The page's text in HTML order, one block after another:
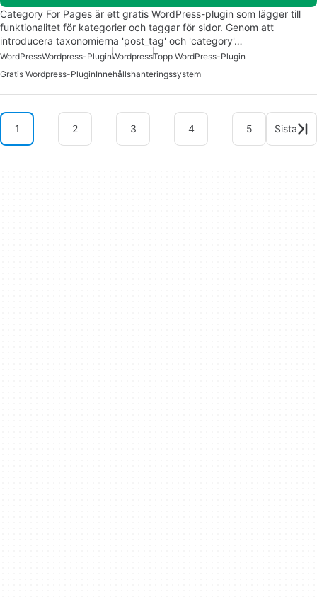
Category For Pages är ett gratis WordPress-plugin som lägger till
funktionalitet för kategorier och taggar för sidor. Genom att
introducera taxonomierna 'post_tag' och 'category'…
WordPressWordpress-PluginWordpressTopp WordPress-Plugin
Gratis Wordpress-PluginInnehållshanteringssystem
1 2 3 4 5 Sista